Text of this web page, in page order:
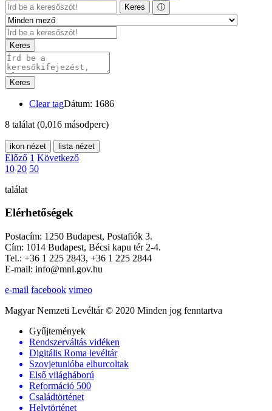
Keres ⓘ
Keres
Keres
Clear tagDátum: 1686
8 találat (0,016 másodperc)
ikon nézet lista nézet
Előző 1 Következő
10 20 50
találat
Elérhetőségek
Postacím: 1250 Budapest, Postafiók 3.
Cím: 1014 Budapest, Bécsi kapu tér 2-4.
Tel.: +36 1 225 2843, +36 1 225 2844
E-mail: info@mnl.gov.hu
e-mail facebook vimeo
Magyar Nemzeti Levéltár © 2020 Minden jog fenntartva
Gyűjtemények
Rendszerváltás vidéken
Digitális Roma levéltár
Szovjetunióba elhurcoltak
Első világháború
Reformáció 500
Családtörténet
Helytörténet